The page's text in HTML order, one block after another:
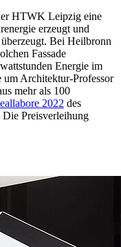
HTWK Leipzig eine
erzeugt und
Bei Heilbronn
Fassade
Energie im
um Architektur-Professor
mehr als 100
2022 des
Preisverleihung